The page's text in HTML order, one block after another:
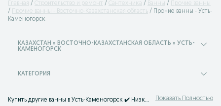
Главная Строительство и ремонт Сантехника Ванны
Прочие ванны
Прочие ванны - Восточно-Казахстанская область
Прочие ванны - Усть-
Каменогорск
КАЗАХСТАН » ВОСТОЧНО-КАЗАХСТАНСКАЯ ОБЛАСТЬ » УСТЬ-
КАМЕНОГОРСК
КАТЕГОРИЯ
Купить другие ванны в Усть-Каменогорск ✔️ Низкие цены на разнообразные ванны ⚡ Покупай качественную ванну на OLX.kz. Показать Полностью